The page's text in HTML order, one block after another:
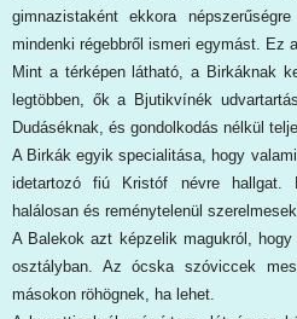
gimnazistaként ekkora
mindenki régebbről ismeri egymást. Ez
Mint a térképen látható, a Birkáknak
legtöbben, ők a Bjutikvínék
Dudáséknak, és gondolkodás nélkül
A Birkák egyik specialitása, hogy
idetartozó fiú Kristóf névre
halálosan és reménytelenül
A Balekok azt képzelik magukról,
osztályban. Az ócska szóviccek
másokon röhögnek, ha lehet.